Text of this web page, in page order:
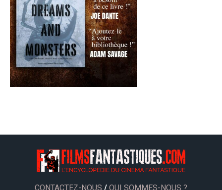
CONTACTEZ-NOUS / QUI SOMMES-NOUS ?